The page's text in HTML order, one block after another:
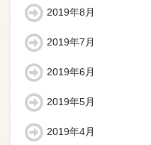
2019年8月
2019年7月
2019年6月
2019年5月
2019年4月